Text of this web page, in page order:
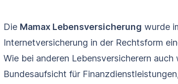
Die Mamax Lebensversicherung wurde
Internetversicherung in der Rechtsform
Wie bei anderen Lebensversicherern
Bundesaufsicht für